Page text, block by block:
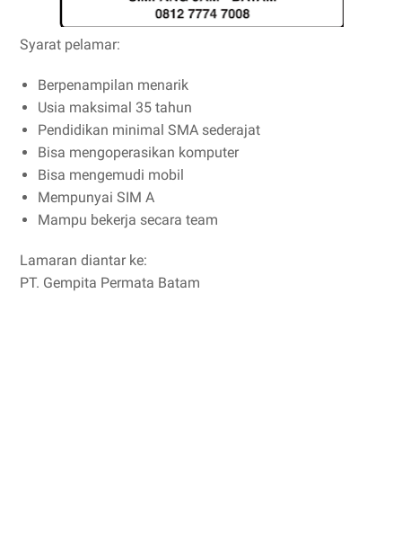
Syarat pelamar:
Berpenampilan menarik
Usia maksimal 35 tahun
Pendidikan minimal SMA sederajat
Bisa mengoperasikan komputer
Bisa mengemudi mobil
Mempunyai SIM A
Mampu bekerja secara team
Lamaran diantar ke:
PT. Gempita Permata Batam